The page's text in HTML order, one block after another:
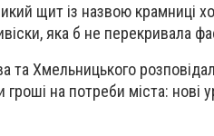
щит із назвою крамниці
яка б не перекривала
та Хмельницького
на потреби міста: нові